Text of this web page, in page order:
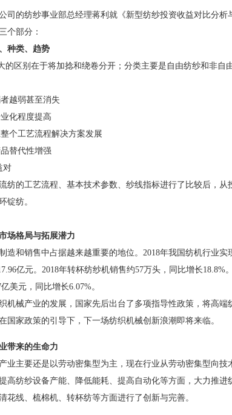
司的纺纱事业部总经理蒋利就《新型纺纱投资收益对比分析
个部分：
种类、趋势
的区别在于将加捻和绕卷分开；分类主要是自由纺纱和非自
越弱甚至消失
化程度提高
个工艺流程解决方案发展
替代性增强
对
纺的工艺流程、基本技术参数、纱线指标进行了比较后，从
锭纺。
场格局与拓展潜力
造和销售中占据越来越重要的地位。2018年我国纺机行业实
亿元。2018年转杯纺纱机销售约57万头，同比增长18.8%
美元，同比增长6.07%。
机械产业的发展，国家先后出台了多项指导性政策，将高端
国家政策的引导下，下一场纺织机械创新浪潮即将来临。
带来的生命力
业主要还是以劳动密集型为主，现在行业从劳动密集型向技
高纺纱设备产能、降低能耗、提高自动化等方面，大力推进
花线、梳棉机、转杯纺等方面进行了创新与完善。